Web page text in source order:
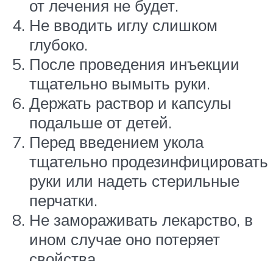
от лечения не будет.
Не вводить иглу слишком
глубоко.
После проведения инъекции
тщательно вымыть руки.
Держать раствор и капсулы
подальше от детей.
Перед введением укола
тщательно продезинфицировать
руки или надеть стерильные
перчатки.
Не замораживать лекарство, в
ином случае оно потеряет